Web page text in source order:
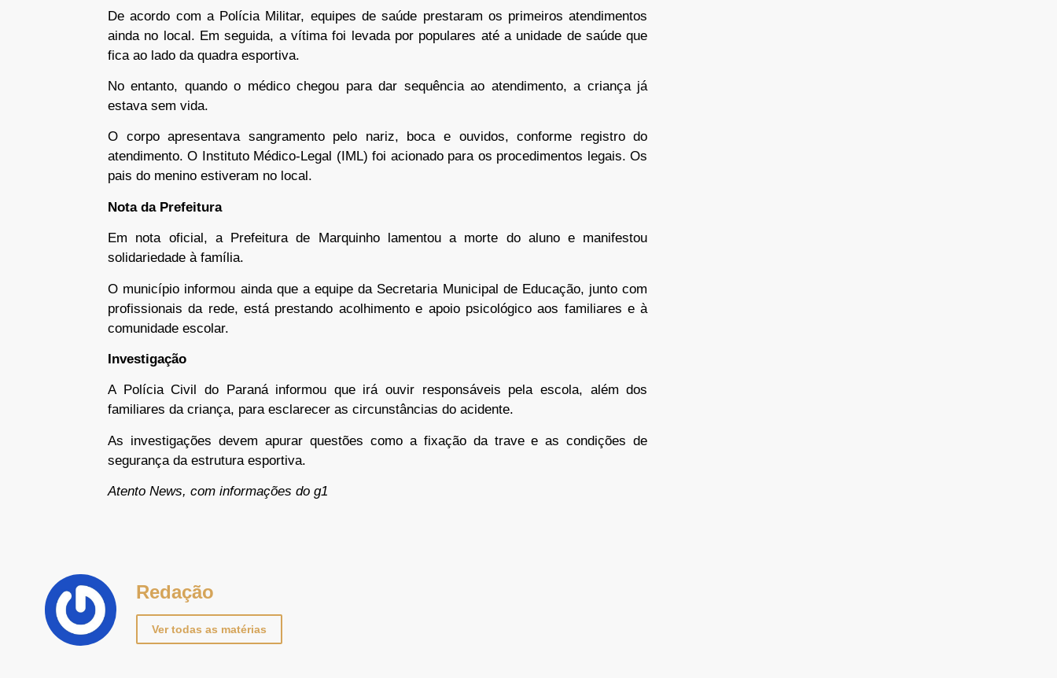
De acordo com a Polícia Militar, equipes de saúde prestaram os primeiros atendimentos
ainda no local. Em seguida, a vítima foi levada por populares até a unidade de saúde que
fica ao lado da quadra esportiva.
No entanto, quando o médico chegou para dar sequência ao atendimento, a criança já
estava sem vida.
O corpo apresentava sangramento pelo nariz, boca e ouvidos, conforme registro do
atendimento. O Instituto Médico-Legal (IML) foi acionado para os procedimentos legais. Os
pais do menino estiveram no local.
Nota da Prefeitura
Em nota oficial, a Prefeitura de Marquinho lamentou a morte do aluno e manifestou
solidariedade à família.
O município informou ainda que a equipe da Secretaria Municipal de Educação, junto com
profissionais da rede, está prestando acolhimento e apoio psicológico aos familiares e à
comunidade escolar.
Investigação
A Polícia Civil do Paraná informou que irá ouvir responsáveis pela escola, além dos
familiares da criança, para esclarecer as circunstâncias do acidente.
As investigações devem apurar questões como a fixação da trave e as condições de
segurança da estrutura esportiva.
Atento News, com informações do g1
Redação
Ver todas as matérias